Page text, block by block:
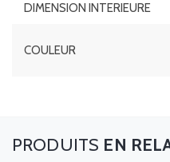
DIMENSION INTERIEURE
COULEUR
EN